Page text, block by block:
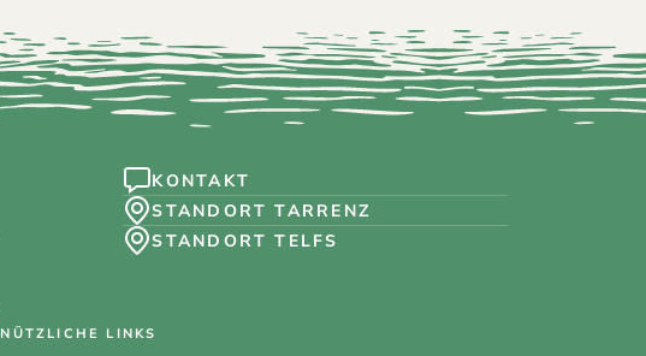
KONTAKT
STANDORT TARRENZ
STANDORT TELFS
NÜTZLICHE LINKS